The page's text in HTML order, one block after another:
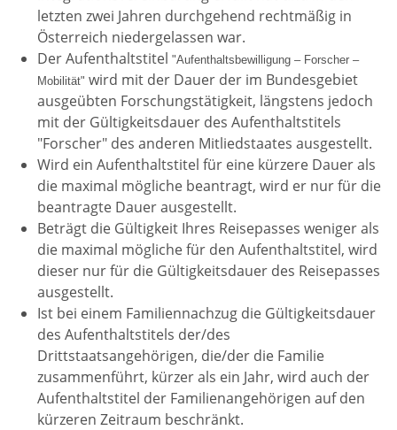
letzten zwei Jahren durchgehend rechtmäßig in
Österreich niedergelassen war.
Der Aufenthaltstitel "Aufenthaltsbewilligung – Forscher –
Mobilität" wird mit der Dauer der im Bundesgebiet
ausgeübten Forschungstätigkeit, längstens jedoch
mit der Gültigkeitsdauer des Aufenthaltstitels
"Forscher" des anderen Mitliedstaates ausgestellt.
Wird ein Aufenthaltstitel für eine kürzere Dauer als
die maximal mögliche beantragt, wird er nur für die
beantragte Dauer ausgestellt.
Beträgt die Gültigkeit Ihres Reisepasses weniger als
die maximal mögliche für den Aufenthaltstitel, wird
dieser nur für die Gültigkeitsdauer des Reisepasses
ausgestellt.
Ist bei einem Familiennachzug die Gültigkeitsdauer
des Aufenthaltstitels der/des
Drittstaatsangehörigen, die/der die Familie
zusammenführt, kürzer als ein Jahr, wird auch der
Aufenthaltstitel der Familienangehörigen auf den
kürzeren Zeitraum beschränkt.